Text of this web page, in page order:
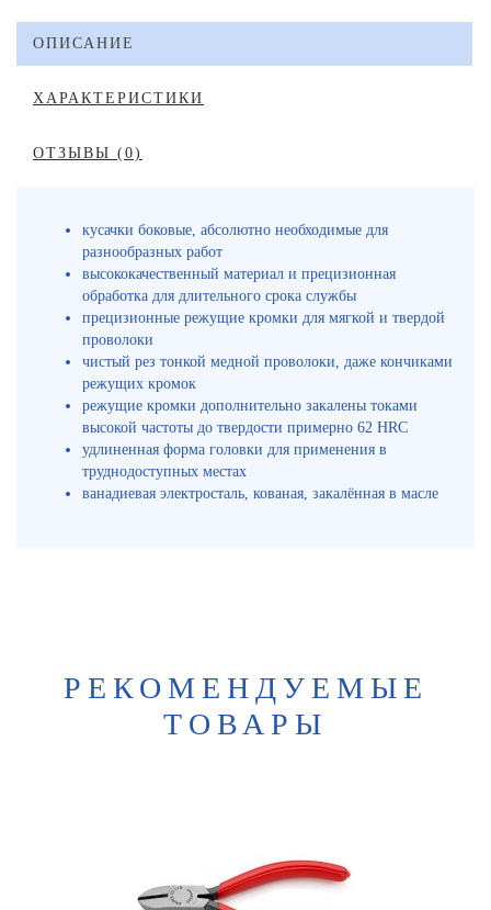
ОПИСАНИЕ
ХАРАКТЕРИСТИКИ
ОТЗЫВЫ (0)
кусачки боковые, абсолютно необходимые для
разнообразных работ
высококачественный материал и прецизионная
обработка для длительного срока службы
прецизионные режущие кромки для мягкой и твердой
проволоки
чистый рез тонкой медной проволоки, даже кончиками
режущих кромок
режущие кромки дополнительно закалены токами
высокой частоты до твердости примерно 62 HRC
удлиненная форма головки для применения в
труднодоступных местах
ванадиевая электросталь, кованая, закалённая в масле
РЕКОМЕНДУЕМЫЕ
ТОВАРЫ